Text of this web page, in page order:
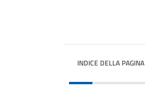
INDICE DELLA PAGINA